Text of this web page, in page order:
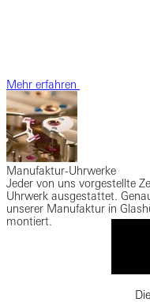
Mehr erfahren
Manufaktur-Uhrwerke
Jeder von uns vorgestellte
Uhrwerk ausgestattet.
unserer Manufaktur in
montiert.